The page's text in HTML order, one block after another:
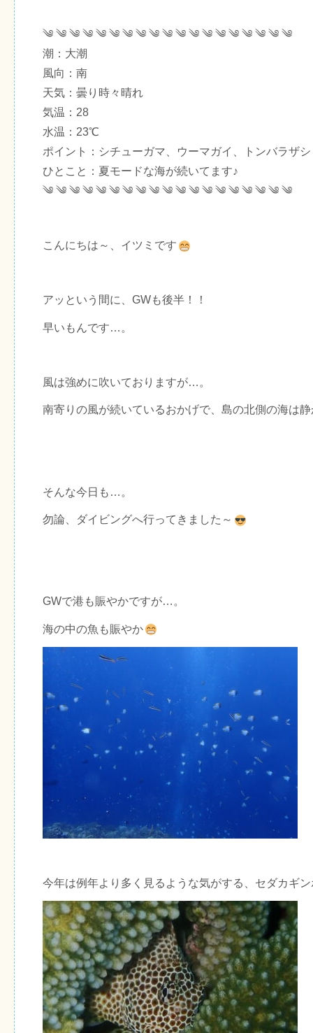
༄ ༄ ༄ ༄ ༄ ༄ ༄ ༄ ༄ ༄ ༄ ༄ ༄ ༄ ༄ ༄ ༄ ༄ ༄
潮：大潮
風向：南
天気：曇り時々晴れ
気温：28
水温：23℃
ポイント：シチューガマ、ウーマガイ、トンバラザシ
ひとこと：夏モードな海が続いてます♪
༄ ༄ ༄ ༄ ༄ ༄ ༄ ༄ ༄ ༄ ༄ ༄ ༄ ༄ ༄ ༄ ༄ ༄ ༄
こんにちは～、イツミです
アッという間に、GWも後半！！
早いもんです…。
風は強めに吹いておりますが…。
南寄りの風が続いているおかげで、島の北側の海は
そんな今日も…。
勿論、ダイビングへ行ってきました～
GWで港も賑やかですが…。
海の中の魚も賑やか
今年は例年より多く見るような気がする、セダカギン